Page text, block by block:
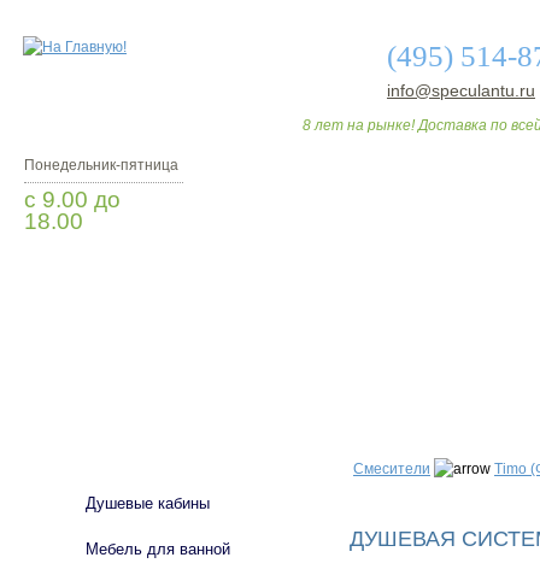
(495) 514-
info@speculantu.ru
8 лет на рынке! Доставка по
Понедельник-пятница
с 9.00 до
18.00
Смесители Timo
ДУШЕВАЯ
Душевые кабины
Мебель для ванной